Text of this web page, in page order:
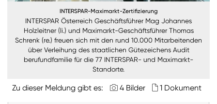
Sie wollen Informationen über aktuelle Aktionen,
Produktneuheiten, attraktive Gewinnspiele uvm.
erhalten? Dann melden Sie sich zum SPAR
Newsletteran:
INTERSPAR-Maximarkt-Zertifizierung
INTERSPAR Österreich Geschäftsführer Mag Johannes
Holzleitner (li.) und Maximarkt-Geschäftsführer Thomas
Schrenk (re.) freuen sich mit den rund 10.000 Mitarbeitenden
über Verleihung des staatlichen Gütezeichens Audit
berufundfamilie für die 77 INTERSPAR- und Maximarkt-
Standorte.
Zu dieser Meldung gibt es: 4 Bilder 1 Dokument